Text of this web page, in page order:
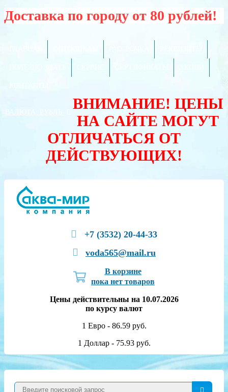
Доставка по городу от 80 рублей!
ВАЛЮТА:
ВНИМАНИЕ! ЦЕНЫ
НА САЙТЕ МОГУТ
ОТЛИЧАТЬСЯ ОТ
ДЕЙСТВУЮЩИХ!
+7 (3532) 20-44-33
voda565@mail.ru
В корзине
пока нет товаров
Цены действительны на 10.07.2026
по курсу валют
1 Евро - 86.59 руб.
1 Доллар - 75.93 руб.